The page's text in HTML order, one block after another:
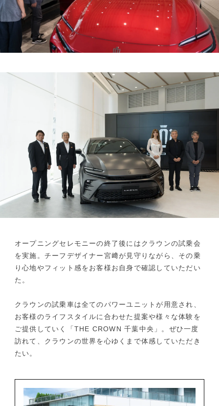
オープニングセレモニーの終了後にはクラウンの試乗会
を実施。チーフデザイナー宮﨑が見守りながら、その乗
り心地やフィット感をお客様お自身で確認していただい
た。
クラウンの試乗車は全てのパワーユニットが用意され、
お客様のライフスタイルに合わせた提案や様々な体験を
ご提供していく「THE CROWN 千葉中央」。ぜひ一度
訪れて、クラウンの世界を心ゆくまで体感していただき
たい。